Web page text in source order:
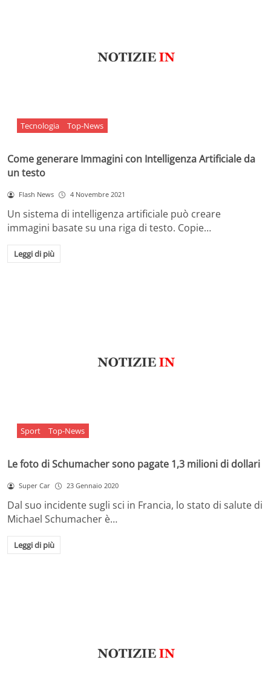
Tecnologia Top-News
Come generare Immagini con Intelligenza Artificiale da
un testo
Flash News 4 Novembre 2021
Un sistema di intelligenza artificiale può creare
immagini basate su una riga di testo. Copie…
Leggi di più
Sport Top-News
Le foto di Schumacher sono pagate 1,3 milioni di dollari
Super Car 23 Gennaio 2020
Dal suo incidente sugli sci in Francia, lo stato di salute di
Michael Schumacher è…
Leggi di più